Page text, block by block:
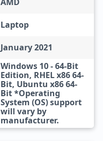
Laptop
January 2021
Windows 10 - 64-Bit
Edition, RHEL x86 64-
Bit, Ubuntu x86 64-
Bit *Operating
System (OS) support
will vary by
manufacturer.